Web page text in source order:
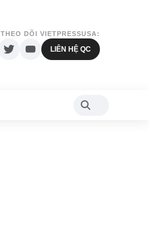
THEO DÕI VIETPRESSUSA:
LIÊN HỆ QC